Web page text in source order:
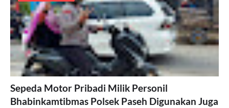
Sepeda Motor Pribadi Milik Personil
Bhabinkamtibmas Polsek Paseh Digunakan Juga